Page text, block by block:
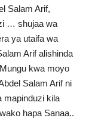
Salam Arif,
… shujaa wa
ya utaifa wa
Arif alishinda
kwa moyo
Salam Arif ni
mapinduzi kila
hapa Sanaa..